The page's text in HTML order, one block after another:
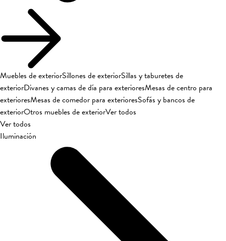
Muebles de exteriorSillones de exteriorSillas y taburetes de
exteriorDivanes y camas de día para exterioresMesas de centro para
exterioresMesas de comedor para exterioresSofás y bancos de
exteriorOtros muebles de exteriorVer todos
Ver todos
Iluminación